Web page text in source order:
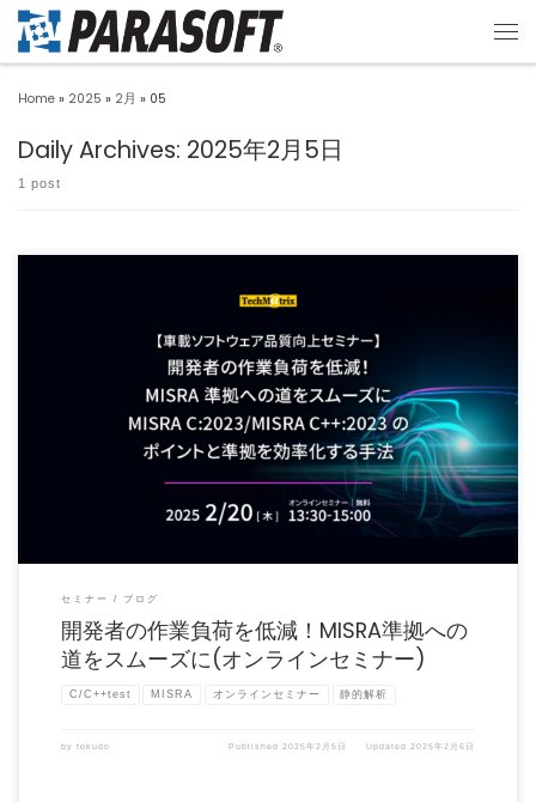
Home » 2025 » 2月 » 05
Daily Archives: 2025年2月5日
1 post
MISRAはソフトウェアの安全性やセキュリティを担保するうえで有効なガイドライン
であり、車載業界を中 […]
セミナー ブログ
開発者の作業負荷を低減！MISRA準拠への
道をスムーズに(オンラインセミナー)
C/C++test MISRA オンラインセミナー 静的解析
by tokudo Published2025年2月5日 Updated2025年2月6日